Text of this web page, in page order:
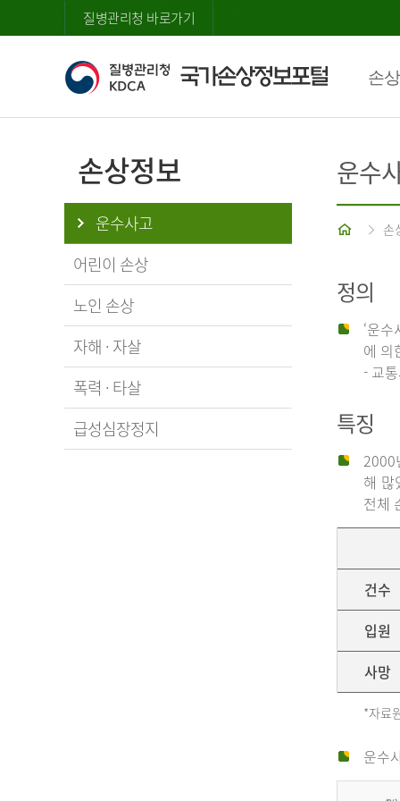
질병관리청 바로가기
손
손상정보
운수사고
어린이 손상
노인 손상
자해 · 자살
폭력 · 타살
급성심장정지
운수
홈 손
정의
‘운
에 의
- 교
특징
2000
해 많
전체
건수
입원
사망
*자료
운수